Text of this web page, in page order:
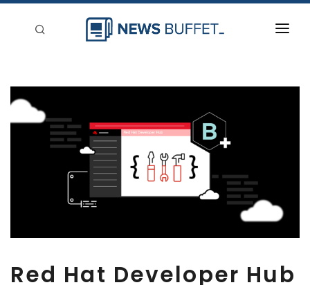
登入
刊登
Red Hat Developer Hub